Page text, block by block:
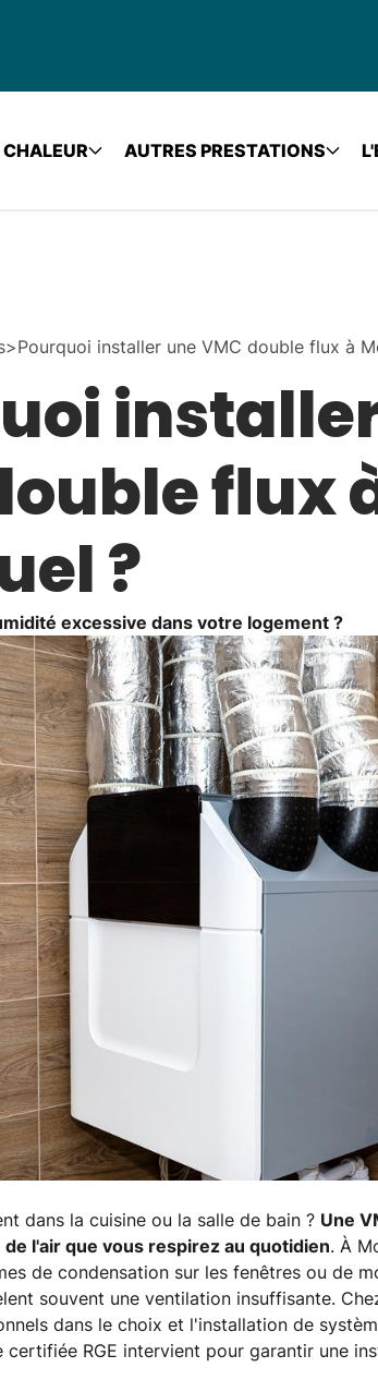
AUTRES PRESTATIONS
>Pourquoi installer une VMC double flux à
flux
?
excessive dans votre logement ?
dans la cuisine ou la salle de bain ? Une
l'air que vous respirez au quotidien. À
de condensation sur les fenêtres ou de
souvent une ventilation insuffisante.
dans le choix et l'installation de
certifiée RGE intervient pour garantir une